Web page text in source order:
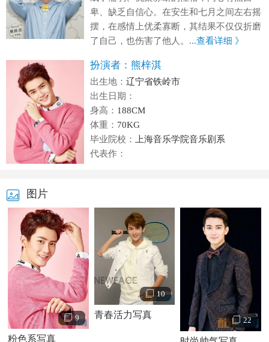
卑、缺乏自信心。在安生和七月之间左右摇
摆，在感情上优柔寡断，其结果不仅仅折磨
了自己，也伤害了他人。 ...查看详细 》
扮演者： 熊梓淇
出生地： 辽宁省铁岭市
出生日期：
身高： 188CM
体重： 70KG
毕业院校：
上海音乐学院音乐剧系
代表作：
图片
9
粉色系写真
10
青春活力写真
22